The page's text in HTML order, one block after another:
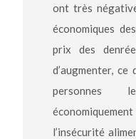
ont très
économiques
prix des
d’augmenter,
personnes
l’insécurité